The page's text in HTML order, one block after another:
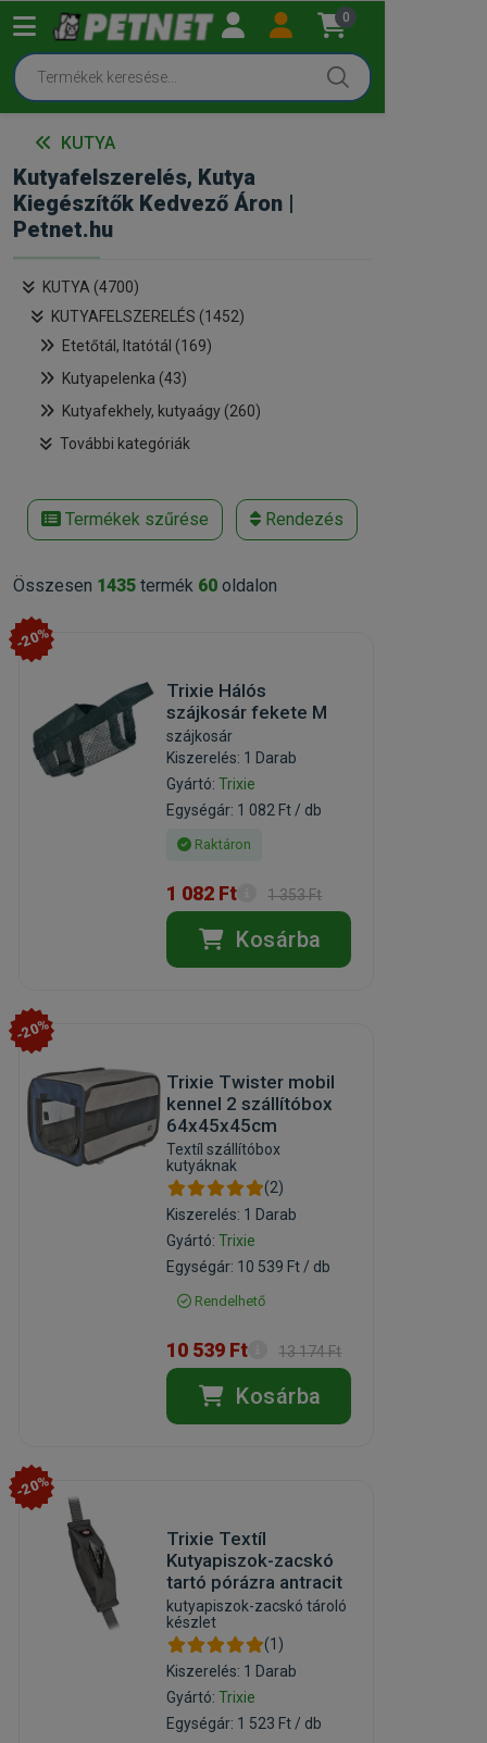
0
KUTYA
Kutyafelszerelés, Kutya
Kiegészítők Kedvező Áron |
Petnet.hu
KUTYA (4700)
KUTYAFELSZERELÉS (1452)
Etetőtál, Itatótál (169)
Kutyapelenka (43)
Kutyafekhely, kutyaágy (260)
További kategóriák
Termékek szűrése Rendezés
Összesen 1435 termék 60 oldalon
-20%
Trixie Hálós
szájkosár fekete M
szájkosár
Kiszerelés: 1 Darab
Gyártó:Trixie
Egységár: 1 082 Ft / db
Raktáron
1 082 Ft 1 353 Ft
Kosárba
-20%
Trixie Twister mobil
kennel 2 szállítóbox
64x45x45cm
Textíl szállítóbox
kutyáknak
(2)
Kiszerelés: 1 Darab
Gyártó:Trixie
Egységár: 10 539 Ft / db
Rendelhető
10 539 Ft 13 174 Ft
Kosárba
-20%
Trixie Textíl
Kutyapiszok-zacskó
tartó pórázra antracit
kutyapiszok-zacskó tároló
készlet
(1)
Kiszerelés: 1 Darab
Gyártó:Trixie
Egységár: 1 523 Ft / db